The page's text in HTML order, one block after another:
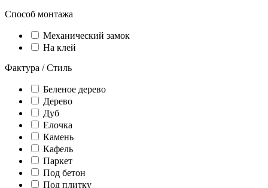
Способ монтажа
Механический замок
На клей
Фактура / Стиль
Беленое дерево
Дерево
Дуб
Елочка
Камень
Кафель
Паркет
Под бетон
Под плитку